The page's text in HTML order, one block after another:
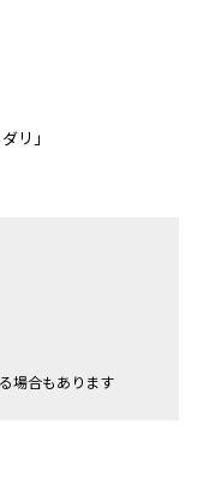
リ」
場合もあります